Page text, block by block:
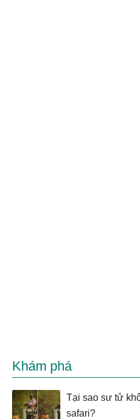
Khám phá
Tại sao sư tử
safari?